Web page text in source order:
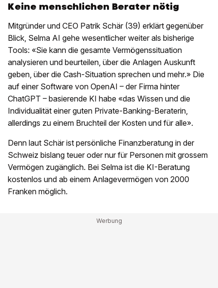
Keine menschlichen Berater nötig
Mitgründer und CEO Patrik Schär (39) erklärt gegenüber
Blick, Selma AI gehe wesentlicher weiter als bisherige
Tools: «Sie kann die gesamte Vermögenssituation
analysieren und beurteilen, über die Anlagen Auskunft
geben, über die Cash-Situation sprechen und mehr.» Die
auf einer Software von OpenAI – der Firma hinter
ChatGPT – basierende KI habe «das Wissen und die
Individualität einer guten Private-Banking-Beraterin,
allerdings zu einem Bruchteil der Kosten und für alle».
Denn laut Schär ist persönliche Finanzberatung in der
Schweiz bislang teuer oder nur für Personen mit grossem
Vermögen zugänglich. Bei Selma ist die KI-Beratung
kostenlos und ab einem Anlagevermögen von 2000
Franken möglich.